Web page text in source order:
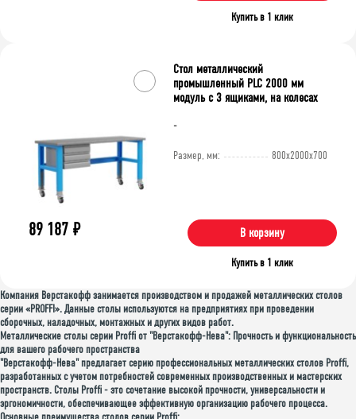
Купить в 1 клик
-
Стол металлический
промышленный PLC 2000 мм
модуль с 3 ящиками, на колесах
Размер, мм: 800x2000x700
89 187 ₽ В корзину
Купить в 1 клик
Компания Верстакофф занимается производством и продажей металлических столов
серии «PROFFI». Данные столы используются на предприятиях при проведении
сборочных, наладочных, монтажных и других видов работ.
Металлические столы серии Proffi от "Верстакофф-Нева": Прочность и функциональность
для вашего рабочего пространства
"Верстакофф-Нева" предлагает серию профессиональных металлических столов Proffi,
разработанных с учетом потребностей современных производственных и мастерских
пространств. Столы Proffi - это сочетание высокой прочности, универсальности и
эргономичности, обеспечивающее эффективную организацию рабочего процесса.